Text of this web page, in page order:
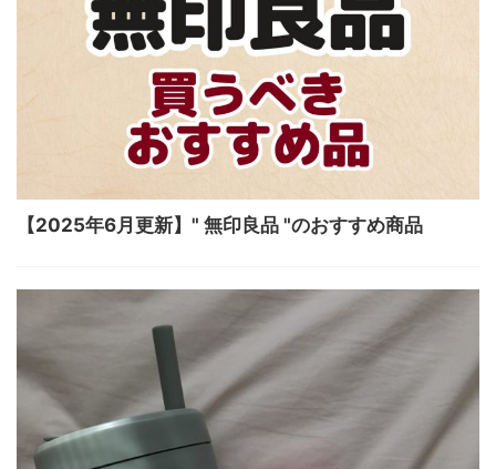
【2025年6月更新】" 無印良品 "のおすすめ商品